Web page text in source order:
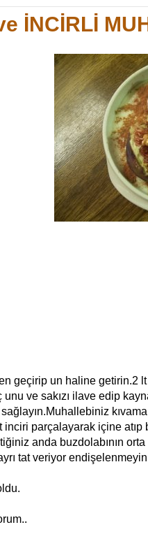
İNCİRLİ
geçirip un haline getirin.2
ve sakızı ilave edip
kıvama
inciri parçalayarak içine
anda buzdolabının
tat veriyor